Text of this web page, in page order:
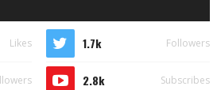
Likes 1.7k Followers
2.8k Subscribes